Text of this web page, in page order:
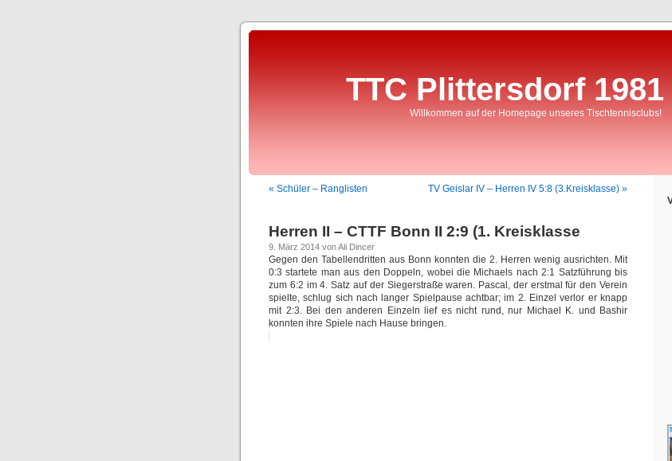
TTC Plittersdorf 1981
Willkommen auf der Homepage unseres Tischtennisclubs!
« Schüler – Ranglisten TV Geislar IV – Herren IV 5:8 (3.Kreisklasse) »
Herren II – CTTF Bonn II 2:9 (1. Kreisklasse
9. März 2014 von Ali Dincer
Gegen den Tabellendritten aus Bonn konnten die 2. Herren wenig ausrichten. Mit
0:3 startete man aus den Doppeln, wobei die Michaels nach 2:1 Satzführung bis
zum 6:2 im 4. Satz auf der Siegerstraße waren. Pascal, der erstmal für den Verein
spielte, schlug sich nach langer Spielpause achtbar; im 2. Einzel verlor er knapp
mit 2:3. Bei den anderen Einzeln lief es nicht rund, nur Michael K. und Bashir
konnten ihre Spiele nach Hause bringen.